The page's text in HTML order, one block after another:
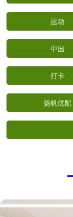
运动
中国
打卡
扬帆优配